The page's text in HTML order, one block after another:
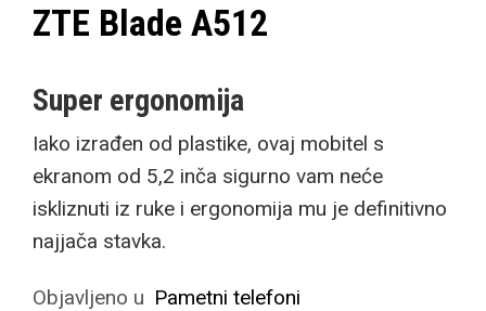
ZTE Blade A512
Super ergonomija
Iako izrađen od plastike, ovaj mobitel s
ekranom od 5,2 inča sigurno vam neće
iskliznuti iz ruke i ergonomija mu je definitivno
najjača stavka.
Objavljeno u Pametni telefoni